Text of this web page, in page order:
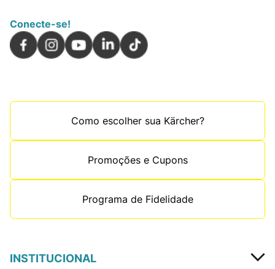
Conecte-se!
Como escolher sua Kärcher?
Promoções e Cupons
Programa de Fidelidade
INSTITUCIONAL